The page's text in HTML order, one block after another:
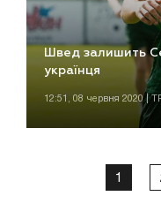
Швед залишить
українця
12:51, 08 червня 2020 |
1